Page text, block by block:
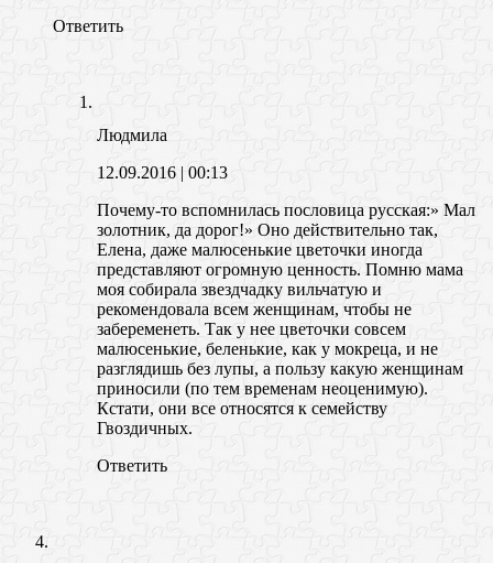
Ответить
Людмила
12.09.2016 | 00:13
Почему-то вспомнилась пословица русская:» Мал
золотник, да дорог!» Оно действительно так,
Елена, даже малюсенькие цветочки иногда
представляют огромную ценность. Помню мама
моя собирала звездчадку вильчатую и
рекомендовала всем женщинам, чтобы не
забеременеть. Так у нее цветочки совсем
малюсенькие, беленькие, как у мокреца, и не
разглядишь без лупы, а пользу какую женщинам
приносили (по тем временам неоценимую).
Кстати, они все относятся к семейству
Гвоздичных.
Ответить